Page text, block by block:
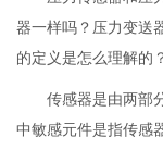
器一样吗？压力变送
的定义是怎么理解的
传感器是由两部
中敏感元件是指传感